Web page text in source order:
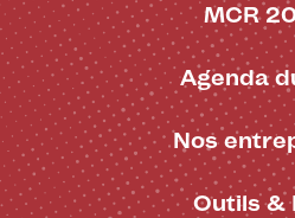
MCR
Agenda
Nos
Outils &